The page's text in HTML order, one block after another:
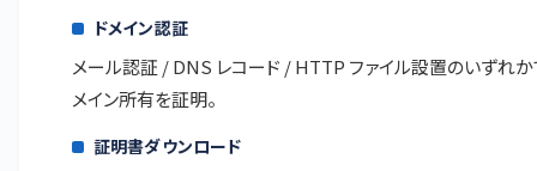
ドメイン認証
メール認証 / DNS レコード / HTTP ファイル設置のいずれか
メイン所有を証明。
証明書ダウンロード